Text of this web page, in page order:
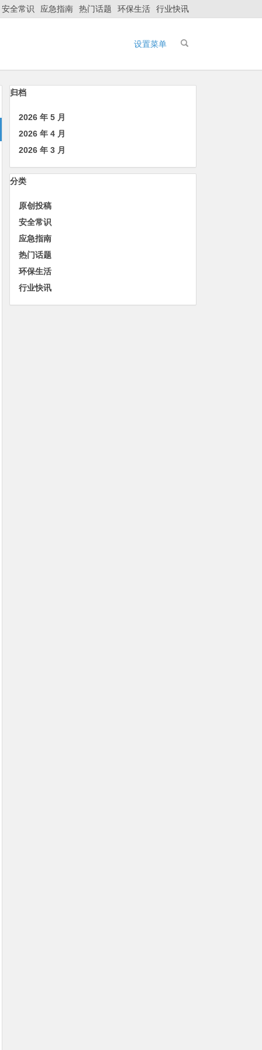
安全常识 应急指南 热门话题 环保生活 行业快讯
设置菜单
归档
2026 年 5 月
2026 年 4 月
2026 年 3 月
分类
原创投稿
安全常识
应急指南
热门话题
环保生活
行业快讯